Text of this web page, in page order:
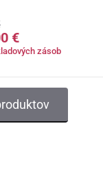
€
zásob